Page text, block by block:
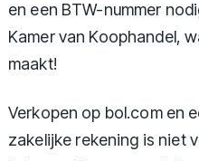
en een BTW-nummer
Kamer van Koophandel,
maakt!
Verkopen op bol.com en
zakelijke rekening is niet